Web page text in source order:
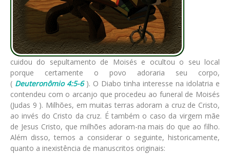
cuidou do sepultamento de Moisés e ocultou o seu local
porque certamente o povo adoraria seu corpo,
( Deuteronômio 4:5-6). O Diabo tinha interesse na idolatria e
contendeu com o arcanjo que procedeu ao funeral de Moisés
(Judas 9 ). Milhões, em muitas terras adoram a cruz de Cristo,
ao invés do Cristo da cruz. É também o caso da virgem mãe
de Jesus Cristo, que milhões adoram-na mais do que ao filho.
Além disso, temos a considerar o seguinte, historicamente,
quanto a inexistência de manuscritos originais: